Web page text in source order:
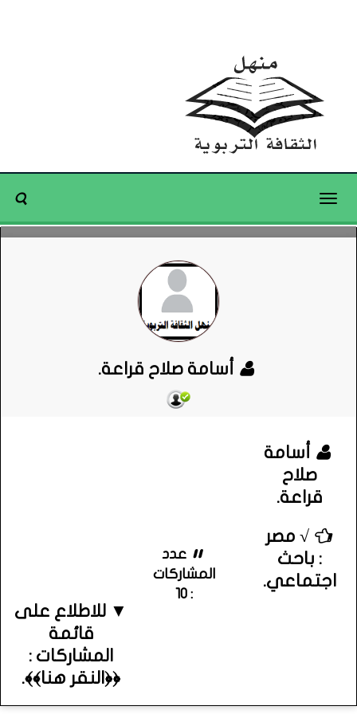
Toggle
أسامة صلاح قراعة.
أسامة
صلاح
قراعة.
√ مصر
: باحث
اجتماعي.
عدد
المشاركات
: 10
▼ للاطلاع على
قائمة
المشاركات :
﴿﴿النقر هنا﴾﴾.